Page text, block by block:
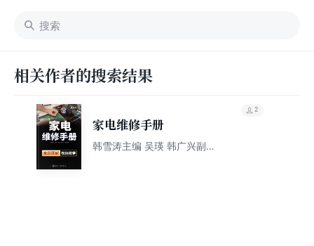
相关作者的搜索结果
家电维修手册
韩雪涛主编 吴瑛 韩广兴副主
2